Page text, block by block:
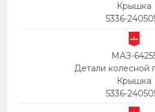
Крышка
5336-
МАЗ-
Детали колесной
Крышка
5336-